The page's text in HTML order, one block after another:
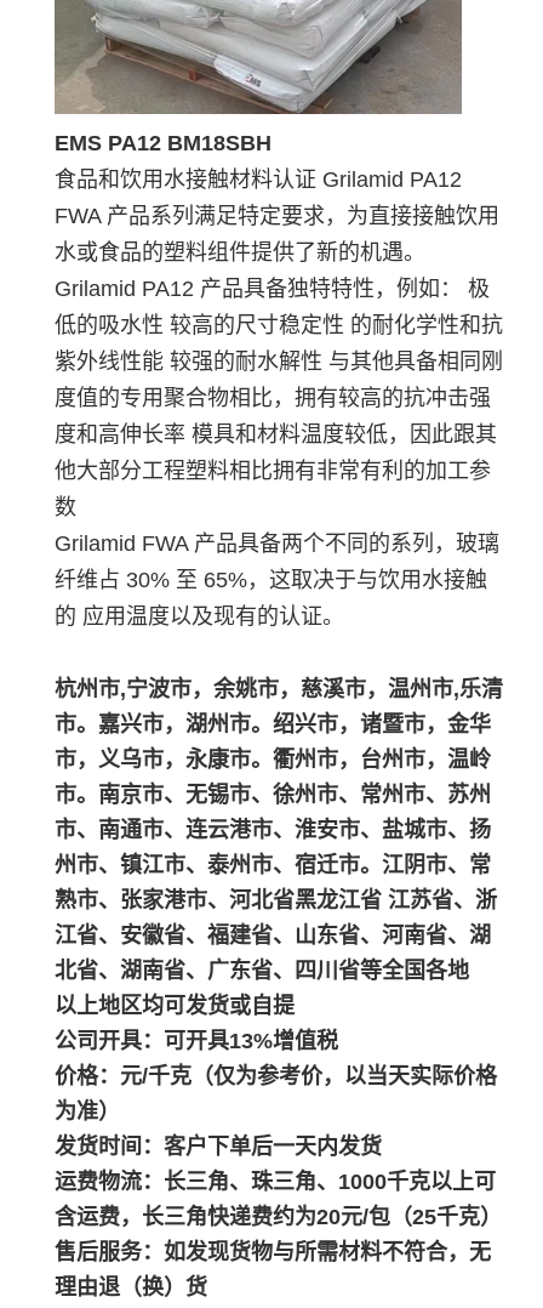
EMS PA12 BM18SBH
食品和饮用水接触材料认证 Grilamid PA12
FWA 产品系列满足特定要求，为直接接触饮用
水或食品的塑料组件提供了新的机遇。
Grilamid PA12 产品具备独特特性，例如： 极
低的吸水性 较高的尺寸稳定性 的耐化学性和抗
紫外线性能 较强的耐水解性 与其他具备相同刚
度值的专用聚合物相比，拥有较高的抗冲击强
度和高伸长率 模具和材料温度较低，因此跟其
他大部分工程塑料相比拥有非常有利的加工参
数
Grilamid FWA 产品具备两个不同的系列，玻璃
纤维占 30% 至 65%，这取决于与饮用水接触
的 应用温度以及现有的认证。
杭州市,宁波市，余姚市，慈溪市，温州市,乐清
市。嘉兴市，湖州市。绍兴市，诸暨市，金华
市，义乌市，永康市。衢州市，台州市，温岭
市。南京市、无锡市、徐州市、常州市、苏州
市、南通市、连云港市、淮安市、盐城市、扬
州市、镇江市、泰州市、宿迁市。江阴市、常
熟市、张家港市、河北省黑龙江省 江苏省、浙
江省、安徽省、福建省、山东省、河南省、湖
北省、湖南省、广东省、四川省等全国各地
以上地区均可发货或自提
公司开具：可开具13%增值税
价格：元/千克（仅为参考价，以当天实际价格
为准）
发货时间：客户下单后一天内发货
运费物流：长三角、珠三角、1000千克以上可
含运费，长三角快递费约为20元/包（25千克）
售后服务：如发现货物与所需材料不符合，无
理由退（换）货